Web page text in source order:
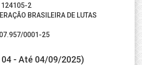
2
BRASILEIRA DE LUTAS
0001-25
04 - Até 04/09/2025)